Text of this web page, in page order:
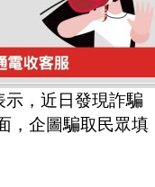
，近日發現詐騙
，企圖騙取民眾填